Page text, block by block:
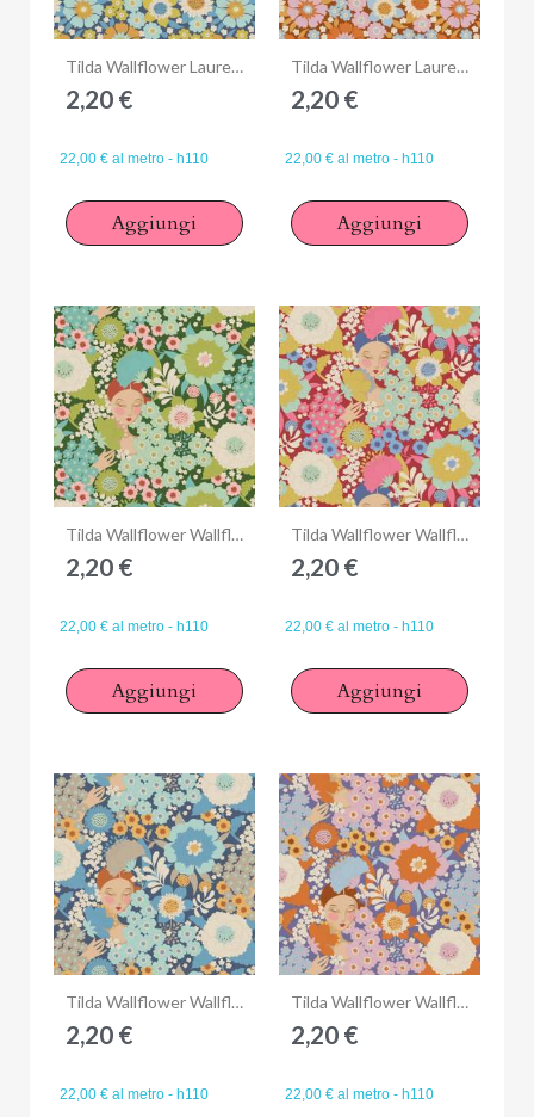
Anteprima Tilda Wallflower Lauren Blue, Tessuto Blu Muro di Fiori
2,20 €
22,00 € al metro - h110
Aggiungi
Anteprima Tilda Wallflower Lauren Caramel, Tessuto Marrone Caramello Muro di Fiori
2,20 €
22,00 € al metro - h110
Aggiungi
Anteprima Tilda Wallflower Wallflower Green, Tessuto Verde Muro di Fiori con Donne
2,20 €
22,00 € al metro - h110
Aggiungi
Anteprima Tilda Wallflower Wallflower Burgundy, Tessuto Rosso Borgogna Muro di Fiori con Donne
2,20 €
22,00 € al metro - h110
Aggiungi
Anteprima Tilda Wallflower Wallflower Blue, Tessuto Blu Muro di Fiori con Donne
2,20 €
22,00 € al metro - h110
Anteprima Tilda Wallflower Wallflower Thristle, Tessuto Viola Cardo Muro di Fiori con Donne
2,20 €
22,00 € al metro - h110